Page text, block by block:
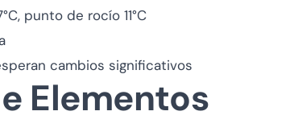
punto de rocío 11°C
cambios significativos
Elementos